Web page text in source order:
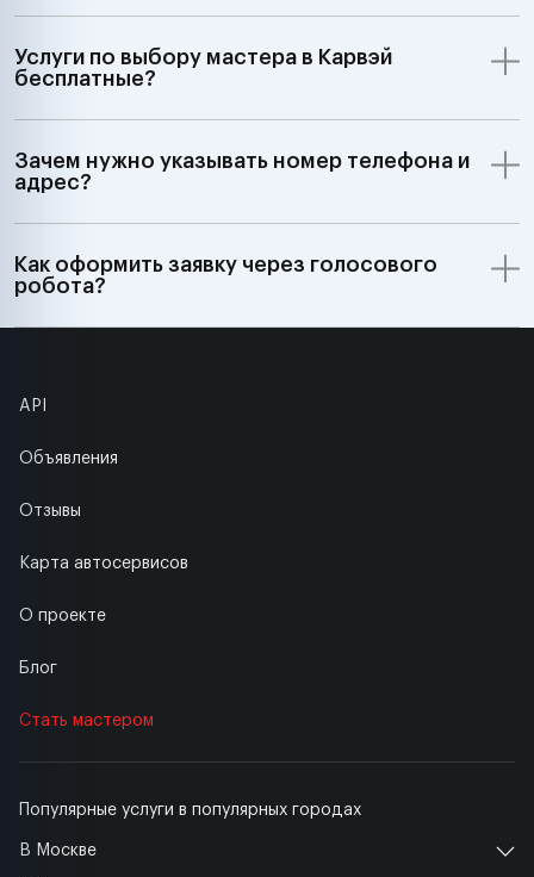
Услуги по выбору мастера в Карвэй
бесплатные?
Зачем нужно указывать номер телефона и
адрес?
Как оформить заявку через голосового
робота?
Популярные услуги в популярных городах
В Москве
API
Объявления
Отзывы
Карта автосервисов
О проекте
Блог
Стать мастером